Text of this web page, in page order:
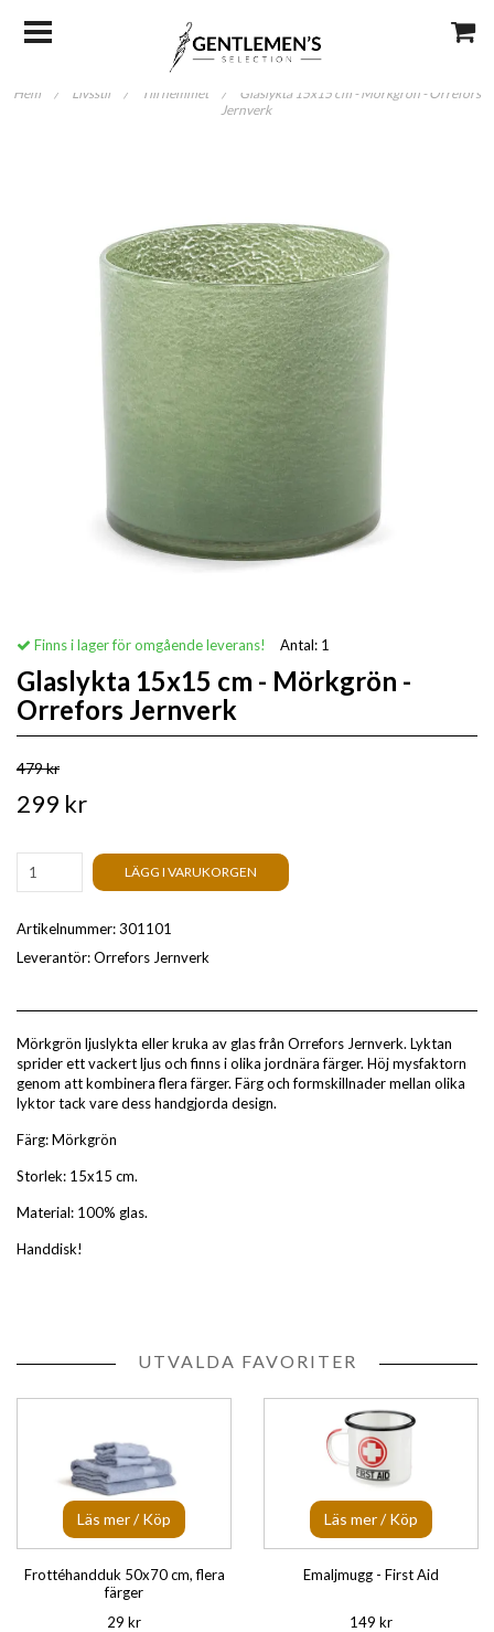
Hem / Livsstil / Till hemmet /
Glaslykta 15x15 cm - Mörkgrön - Orrefors
Jernverk
Finns i lager för omgående leverans! Antal: 1
Glaslykta 15x15 cm - Mörkgrön -
Orrefors Jernverk
479 kr
299 kr
LÄGG I VARUKORGEN
Artikelnummer:301101
Leverantör:Orrefors Jernverk
Mörkgrön ljuslykta eller kruka av glas från Orrefors Jernverk. Lyktan
sprider ett vackert ljus och finns i olika jordnära färger. Höj mysfaktorn
genom att kombinera flera färger. Färg och formskillnader mellan olika
lyktor tack vare dess handgjorda design.
Färg: Mörkgrön
Storlek: 15x15 cm.
Material: 100% glas.
Handdisk!
UTVALDA FAVORITER
Läs mer / Köp
Frottéhandduk 50x70 cm, flera
färger
29 kr
Läs mer / Köp
Emaljmugg - First Aid
149 kr